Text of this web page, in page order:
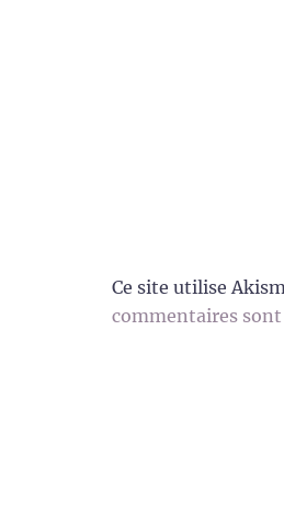
Ce site utilise
commentaires